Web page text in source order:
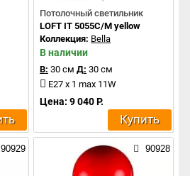
Потолочный светильник
LOFT IT 5055C/M yellow
Коллекция: Bella
В наличии
В: 30 см Д: 30 см
E27 x 1 max 11W
Цена: 9 040 Р.
Купить
90929 90928